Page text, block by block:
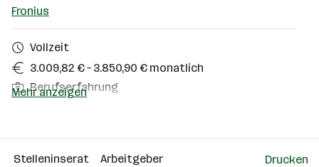
Fronius
Vollzeit
3.009,82 € – 3.850,90 € monatlich
Berufserfahrung
Mehr anzeigen
Stelleninserat Arbeitgeber Drucken